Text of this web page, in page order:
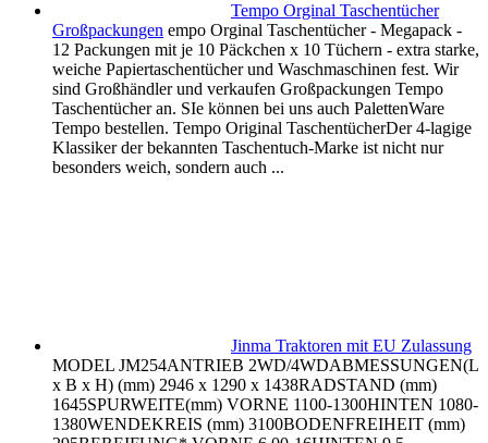
Tempo Orginal Taschentücher
Großpackungen empo Orginal Taschentücher - Megapack -
12 Packungen mit je 10 Päckchen x 10 Tüchern - extra starke,
weiche Papiertaschentücher und Waschmaschinen fest. Wir
sind Großhändler und verkaufen Großpackungen Tempo
Taschentücher an. SIe können bei uns auch PalettenWare
Tempo bestellen. Tempo Original TaschentücherDer 4-lagige
Klassiker der bekannten Taschentuch-Marke ist nicht nur
besonders weich, sondern auch ...
Jinma Traktoren mit EU Zulassung
MODEL JM254ANTRIEB 2WD/4WDABMESSUNGEN(L
x B x H) (mm) 2946 x 1290 x 1438RADSTAND (mm)
1645SPURWEITE(mm) VORNE 1100-1300HINTEN 1080-
1380WENDEKREIS (mm) 3100BODENFREIHEIT (mm)